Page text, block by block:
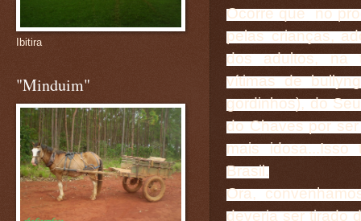
Ocorre que no
pelas crianças,
dos adultos, na
vítimas de
gordinhos), do
do Chaves por
mais idosa...Isso
Brasil.
Ora,
deveria ser tirado
Ibitira
"Minduim"